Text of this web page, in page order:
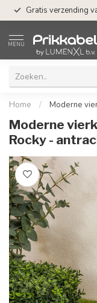
Gratis verzending
MENU
Home / Moderne
Moderne
Rocky -